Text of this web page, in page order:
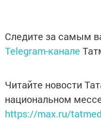
Следите за самым
Telegram-канале
Читайте новости
национальном
https://max.ru/